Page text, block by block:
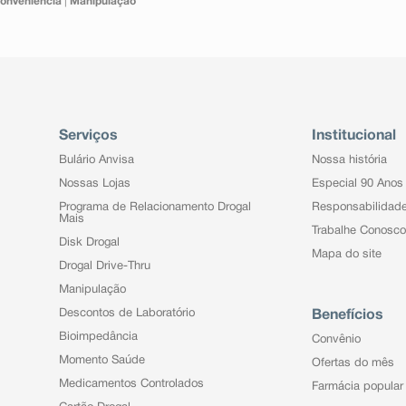
Serviços
Bulário Anvisa
Nossas Lojas
Programa de Relacionamento Drogal
Mais
Disk Drogal
Drogal Drive-Thru
Manipulação
Descontos de Laboratório
Bioimpedância
Momento Saúde
Medicamentos Controlados
Institucional
Nossa história
Especial 90 Anos
Trabalhe Conosco
Mapa do site
Benefícios
Convênio
Ofertas do mês
Farmácia popular